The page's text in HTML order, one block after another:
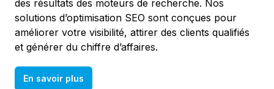
des résultats des moteurs de recherche. Nos
solutions d’optimisation SEO sont conçues pour
améliorer votre visibilité, attirer des clients qualifiés
et générer du chiffre d’affaires.
En savoir plus